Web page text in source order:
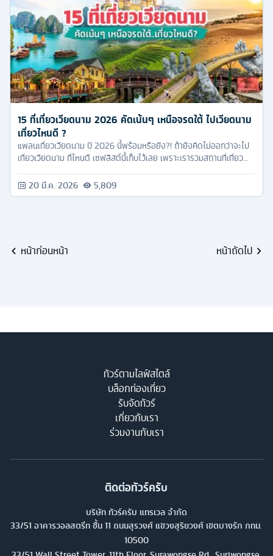
15 ที่เที่ยวเวียดนาม 2026 คัดเน้นๆ เหนือจรดใต้ ไปเวียดนาม
เที่ยวไหนดี ?
แพลนเที่ยวเวียดนาม ปี 2026 นี้พร้อมหรือยัง?! ถ้ายังคิดไม่ออกว่าจะไป
เที่ยวเวียดนาม ที่ไหนดี เซฟลิสต์นี้เก็บไว้เลย เพราะเรารวมสถานที่เที่ยว
20 มี.ค. 2026 5,809
หน้าก่อนหน้า หน้าถัดไป
ทัวร์ตามไลฟ์สไตล์
บล็อกท่องเที่ยว
รับจัดทัวร์
เกี่ยวกับเรา
ร่วมงานกับเรา
ติดต่อทัวร์ครับ
บริษัท ทัวร์ครับ แทรเวล จำกัด
33/51 อาคารวอลสตรีท ชั้น 11 ถนนสุรวงศ์ แขวงสุริยวงศ์ เขตบางรัก กทม.
10500